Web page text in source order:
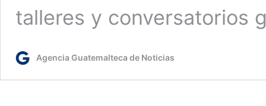
talleres y conversatorios
Agencia Guatemalteca de Noticias